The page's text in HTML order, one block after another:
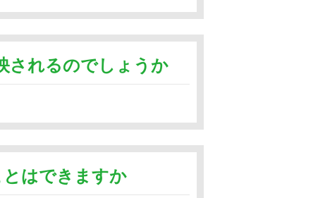
されるのでしょうか
はできますか